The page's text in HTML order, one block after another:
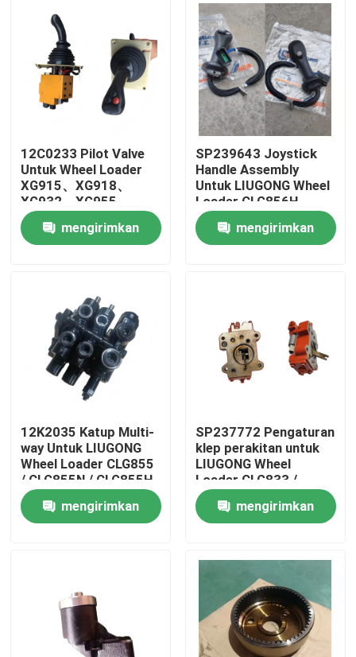
Rumah
Produk
Tentang kami
Tur Pabrik
Kontrol kualitas
Hubungi kami
Kasus
12C0233 Pilot Valve
Untuk Wheel Loader
XG915、XG918、
XG932、XG955、
XG962、XG982 suku
cadangmengirimkan
SP239643 Joystick
Handle Assembly
Untuk LIUGONG Wheel
Loader CLG856H
Excavator CLG920D、
CLG922D、CLG925D
CLG933E、CLG936D、
mengirimkan
12K2035 Katup Multi-
way Untuk LIUGONG
Wheel Loader CLG855
/ CLG855N / CLG855H
CLG856 / CLG856H
CLG50CN / CLG50C
mengirimkan
SP237772 Pengaturan
klep perakitan untuk
LIUGONG Wheel
Loader CLG833 /
CLG833H CLG835 /
CLG835H CLG836 /
CLG836H ZL30E /
mengirimkan